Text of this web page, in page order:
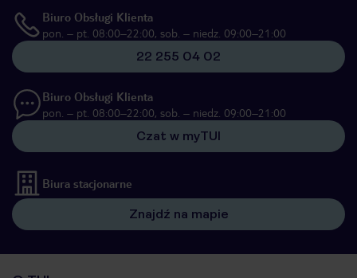
Biuro Obsługi Klienta
pon. – pt. 08:00–22:00, sob. – niedz. 09:00–21:00
22 255 04 02
Biuro Obsługi Klienta
pon. – pt. 08:00–22:00, sob. – niedz. 09:00–21:00
Czat w myTUI
Biura stacjonarne
Znajdź na mapie